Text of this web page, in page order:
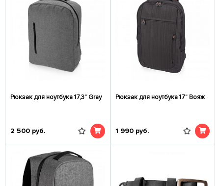
Рюкзак для ноутбука 17,3" Gray
2 500 руб.
Рюкзак для ноутбука 17" Вояж
1 990 руб.